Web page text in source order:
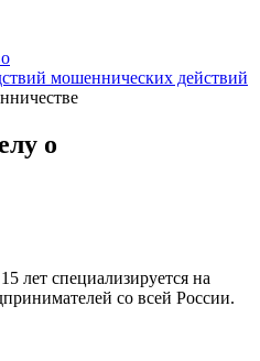
мошеннических действий
о
лет специализируется на
со всей России.